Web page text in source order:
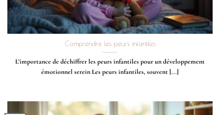
Comprendre les peurs infantiles
L’importance de déchiffrer les peurs infantiles pour un développement
émotionnel serein Les peurs infantiles, souvent [...]